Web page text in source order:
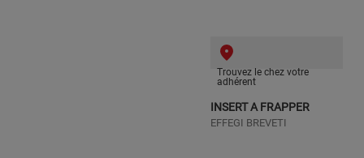
Trouvez le chez votre
adhérent
INSERT A FRAPPER
EFFEGI BREVETI